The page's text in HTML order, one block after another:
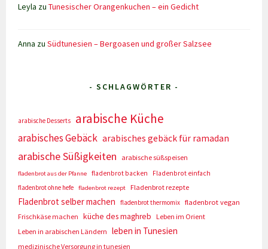
Leyla zuTunesischer Orangenkuchen – ein Gedicht
Anna zuSüdtunesien – Bergoasen und großer Salzsee
- SCHLAGWÖRTER -
arabische Desserts arabische Küche
arabisches Gebäck arabisches gebäck für ramadan
arabische Süßigkeiten arabische süßspeisen
fladenbrot aus der Pfanne fladenbrot backen
Fladenbrot einfach
fladenbrot ohne hefe
fladenbrot rezept Fladenbrot rezepte
Fladenbrot selber machen fladenbrot thermomix fladenbrot vegan
Frischkäse machen
küche des maghreb
Leben im Orient
Leben in arabischen Ländern
leben in Tunesien
medizinische Versorgung in tunesien